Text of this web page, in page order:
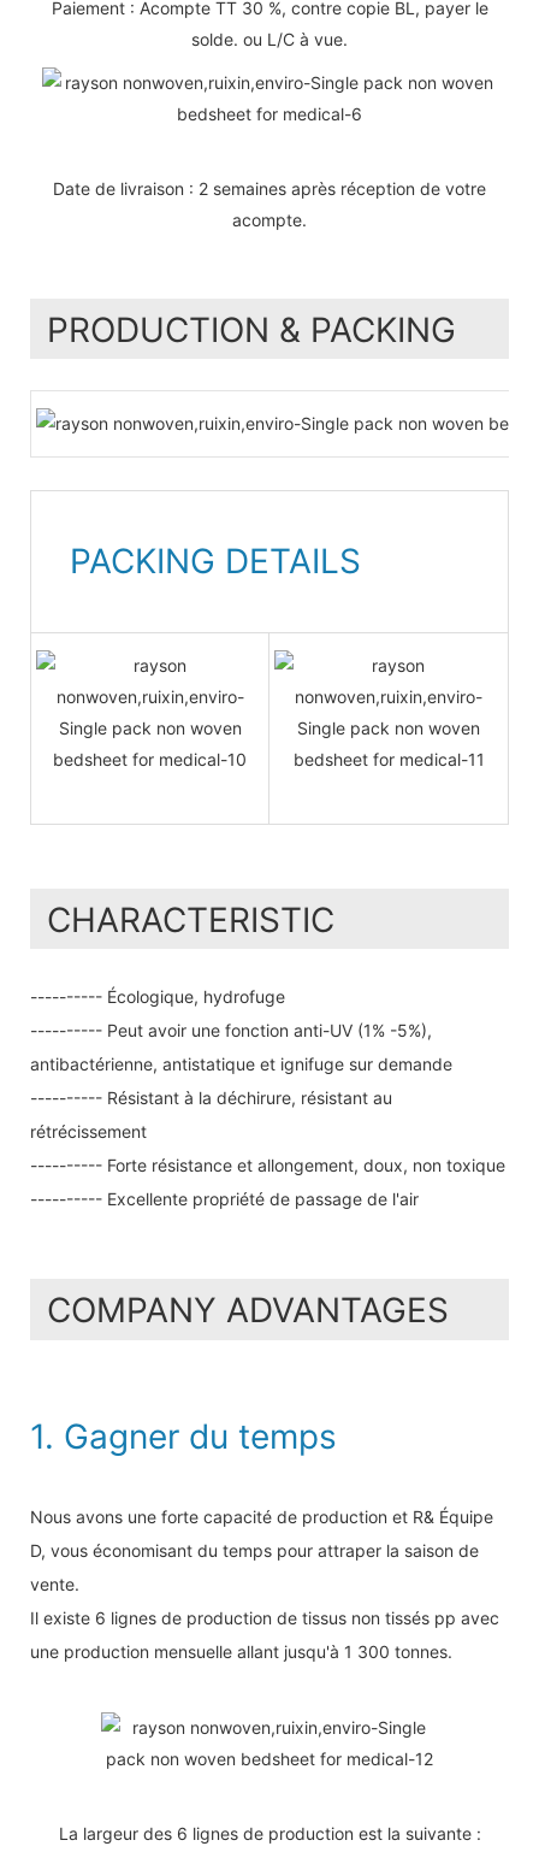
Paiement : Acompte TT 30 %, contre copie BL, payer le
solde. ou L/C à vue.
Date de livraison : 2 semaines après réception de votre
acompte.
PRODUCTION & PACKING
PACKING DETAILS
CHARACTERISTIC
---------- Écologique, hydrofuge
---------- Peut avoir une fonction anti-UV (1% -5%),
antibactérienne, antistatique et ignifuge sur demande
---------- Résistant à la déchirure, résistant au
rétrécissement
---------- Forte résistance et allongement, doux, non toxique
---------- Excellente propriété de passage de l'air
COMPANY ADVANTAGES
1. Gagner du temps
Nous avons une forte capacité de production et R& Équipe
D, vous économisant du temps pour attraper la saison de
vente.
Il existe 6 lignes de production de tissus non tissés pp avec
une production mensuelle allant jusqu'à 1 300 tonnes.
La largeur des 6 lignes de production est la suivante :